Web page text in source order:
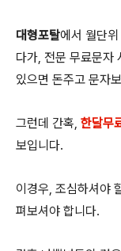
대형포탈에서 월단
다가, 전문 무료문자
있으면 돈주고 문자
그런데 간혹, 한달무
보입니다.
이경우, 조심하셔야
펴보셔야 합니다.